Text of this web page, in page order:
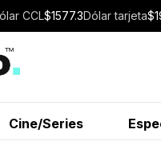
CCL$1577.3Dólartarjeta$
Cine/Series